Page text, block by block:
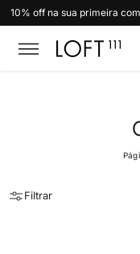
Pular para o conteúdo
10% off na sua primeira
Filtrar